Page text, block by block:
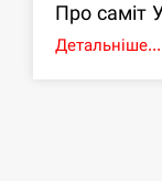
Про саміт
Детальніше...